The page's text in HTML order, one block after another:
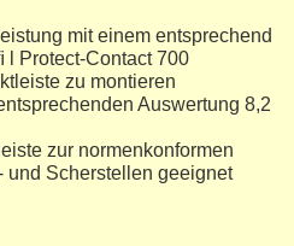
mit einem entsprechend
l Protect-Contact 700
zu montieren
Auswertung 8,2
zur normenkonformen
und Scherstellen geeignet